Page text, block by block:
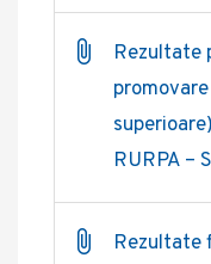
Rezultate
RURPA –
Rezultate